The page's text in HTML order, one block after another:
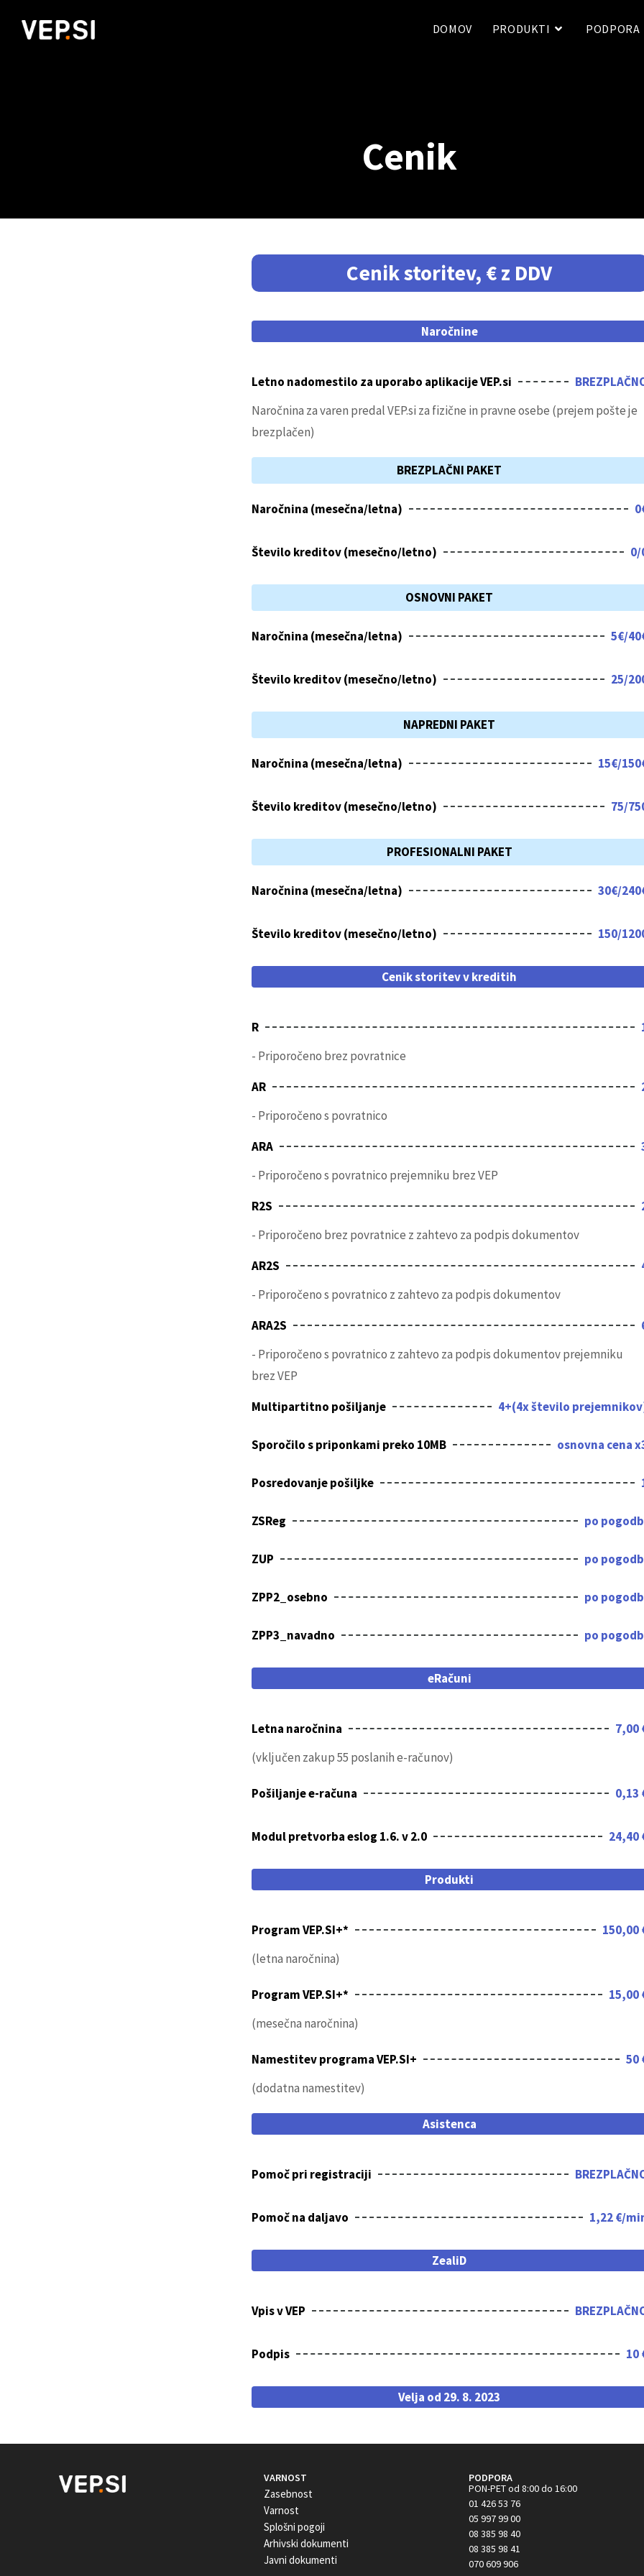
DOMOV PRODUKTI PODPORA
Cenik
Cenik storitev, € z DDV
Naročnine
Letno nadomestilo za uporabo aplikacije VEP.si
Naročnina za varen predal VEP.si za fizične in pravne osebe (prejem pošte je
brezplačen)
BREZPLAČNI PAKET
Naročnina (mesečna/letna)
Število kreditov (mesečno/letno) 0/
OSNOVNI PAKET
Naročnina (mesečna/letna) 5€/
Število kreditov (mesečno/letno) 25/
NAPREDNI PAKET
Naročnina (mesečna/letna) 15€/
Število kreditov (mesečno/letno) 75/
PROFESIONALNI PAKET
Naročnina (mesečna/letna) 30€/
Število kreditov (mesečno/letno) 150/
Cenik storitev v kreditih
R
- Priporočeno brez povratnice
AR
- Priporočeno s povratnico
ARA
- Priporočeno s povratnico prejemniku brez VEP
R2S
- Priporočeno brez povratnice z zahtevo za podpis dokumentov
AR2S
- Priporočeno s povratnico z zahtevo za podpis dokumentov
ARA2S
- Priporočeno s povratnico z zahtevo za podpis dokumentov prejemniku
brez VEP
Multipartitno pošiljanje
4+(4x število
Sporočilo s priponkami preko 10MB osnovna cena
Posredovanje pošiljke
ZSReg po
ZUP po
ZPP2_osebno po
ZPP3_navadno po
eRačuni
Letna naročnina
7,00
(vključen zakup 55 poslanih e-računov)
Pošiljanje e-računa 0,13
Modul pretvorba eslog 1.6. v 2.0 24,40
Produkti
Program VEP.SI+*
150,00
(letna naročnina)
Program VEP.SI+*
15,00
(mesečna naročnina)
Namestitev programa VEP.SI+
50
(dodatna namestitev)
Asistenca
Pomoč pri registraciji
Pomoč na daljavo 1,22 €/
ZealiD
Vpis v VEP
Podpis 10
Velja od 29. 8. 2023
VARNOST
Zasebnost
Varnost
Splošni pogoji
Arhivski dokumenti
Javni dokumenti
PODPORA
PON-PET od 8:00 do 16:00
01 426 53 76
05 997 99 00
08 385 98 40
08 385 98 41
070 609 906